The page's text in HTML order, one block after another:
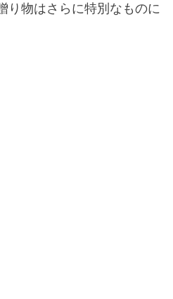
り物はさらに特別なものに